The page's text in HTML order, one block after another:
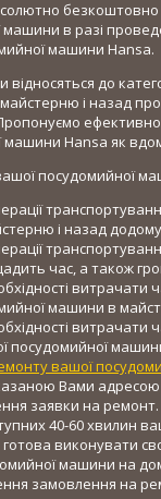
машини в разі
машини Hansa.
до
і назад
Hansa як
посудомийної
і назад
час, а також
витрачати
машини в
витрачати
посудомийної
вашої
Вами адресою
заявки на ремонт.
40-60 хвилин
виконувати
машини на
замовлення на